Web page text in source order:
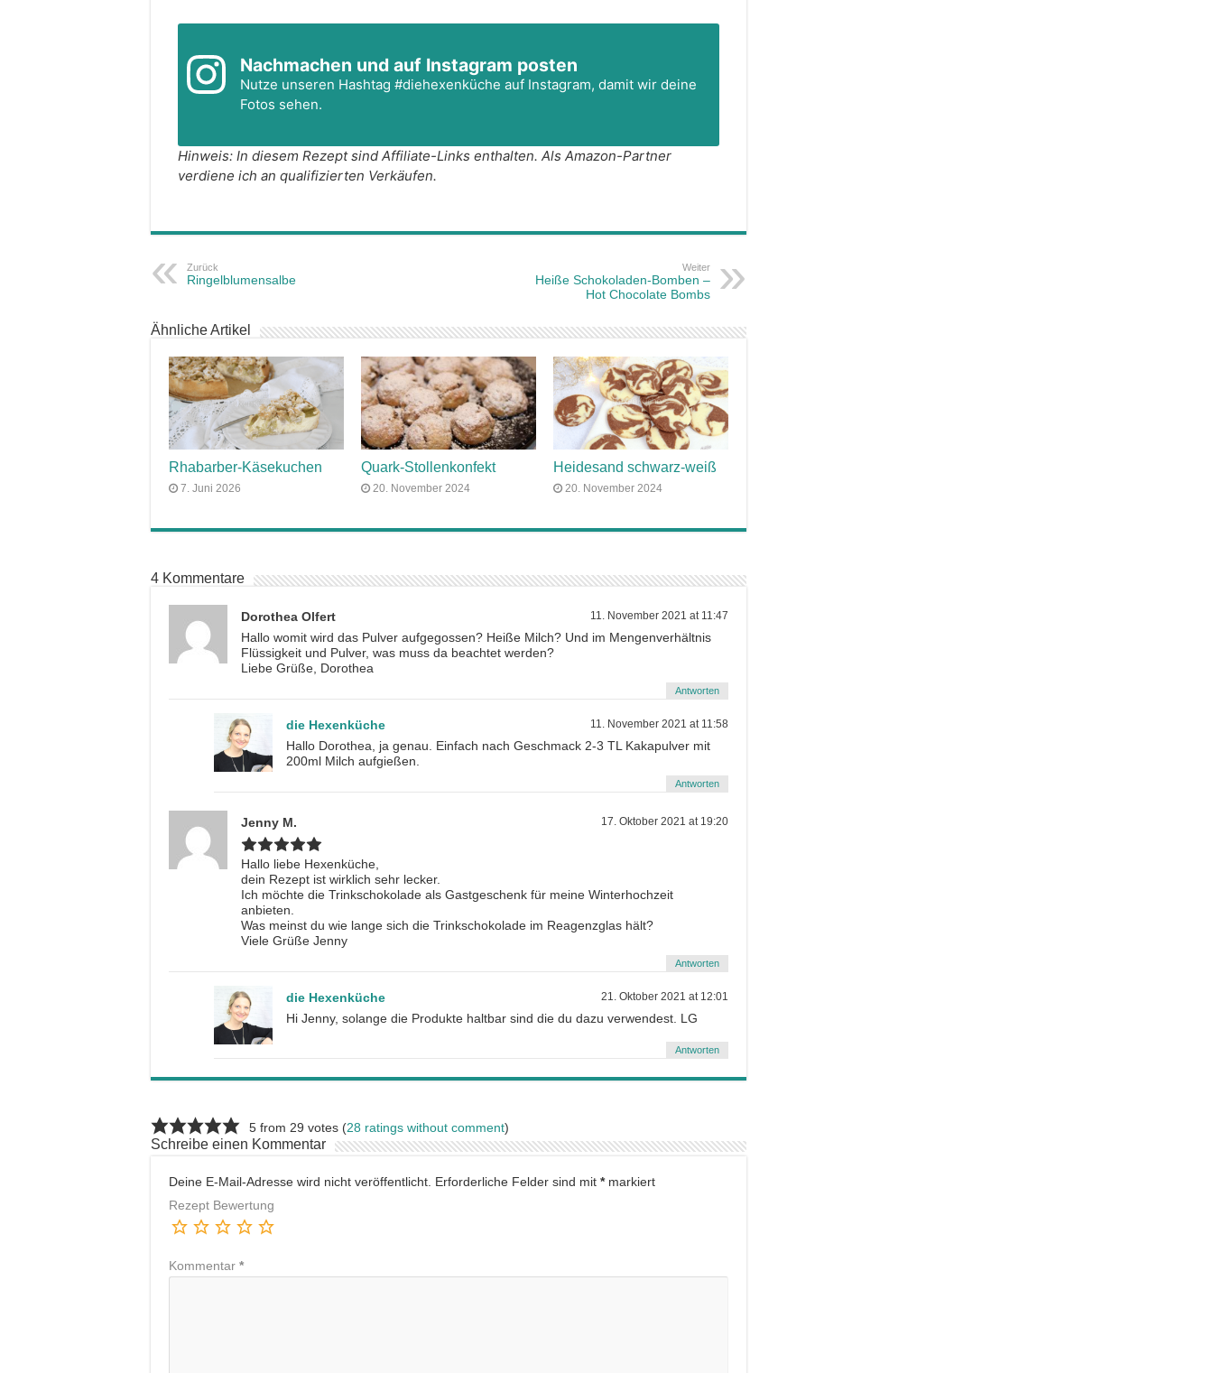
Nachmachen und auf Instagram posten
Nutze unseren Hashtag#diehexenküche auf Instagram, damit wir deine
Fotos sehen.
Hinweis: In diesem Rezept sind Affiliate-Links enthalten. Als Amazon-Partner
verdiene ich an qualifizierten Verkäufen.
Zurück
Ringelblumensalbe
Weiter
Heiße Schokoladen-Bomben –
Hot Chocolate Bombs
Ähnliche Artikel
Rhabarber-Käsekuchen
7. Juni 2026
Quark-Stollenkonfekt
20. November 2024
Heidesand schwarz-weiß
20. November 2024
4 Kommentare
Dorothea Olfert 11. November 2021 at 11:47
Hallo womit wird das Pulver aufgegossen? Heiße Milch? Und im Mengenverhältnis
Flüssigkeit und Pulver, was muss da beachtet werden?
Liebe Grüße, Dorothea
Antworten
die Hexenküche 11. November 2021 at 11:58
Hallo Dorothea, ja genau. Einfach nach Geschmack 2-3 TL Kakapulver mit
200ml Milch aufgießen.
Antworten
Jenny M. 17. Oktober 2021 at 19:20
Hallo liebe Hexenküche,
dein Rezept ist wirklich sehr lecker.
Ich möchte die Trinkschokolade als Gastgeschenk für meine Winterhochzeit
anbieten.
Was meinst du wie lange sich die Trinkschokolade im Reagenzglas hält?
Viele Grüße Jenny
Antworten
die Hexenküche 21. Oktober 2021 at 12:01
Hi Jenny, solange die Produkte haltbar sind die du dazu verwendest. LG
Antworten
5 from 29 votes (28 ratings without comment)
Schreibe einen Kommentar
Deine E-Mail-Adresse wird nicht veröffentlicht. Erforderliche Felder sind mit *markiert
Rezept Bewertung
Kommentar *